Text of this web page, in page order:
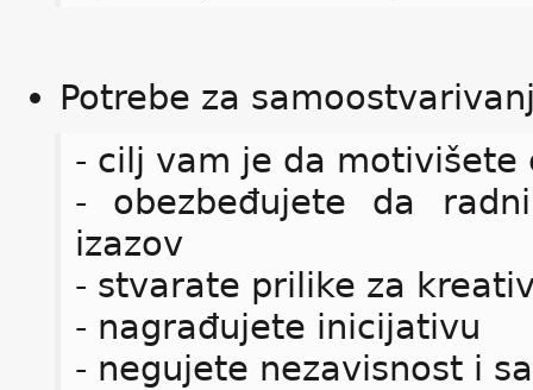
Potrebe za
- cilj vam je da motivišete
- obezbeđujete da
izazov
- stvarate prilike za
- nagrađujete inicijativu
- negujete nezavisnost i